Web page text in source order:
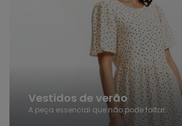
Vestidos de verão
A peça essencial que não pode faltar.